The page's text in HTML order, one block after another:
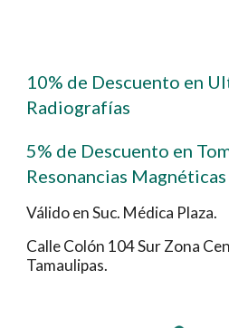
10% de Descuento en
Radiografías
5% de Descuento en
Resonancias Magnéticas
Válido en Suc. Médica Plaza.
Calle Colón 104 Sur Zona
Tamaulipas.